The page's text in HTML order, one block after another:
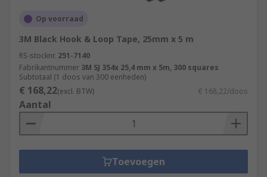
Op voorraad
3M Black Hook & Loop Tape, 25mm x 5 m
RS-stocknr. 251-7140
Fabrikantnummer 3M SJ 354x 25,4 mm x 5m, 300 squares
Subtotaal (1 doos van 300 eenheden)
€ 168,22(excl. BTW) € 168,22/doos
Aantal
Toevoegen